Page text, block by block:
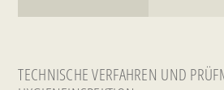
TECHNISCHE VERFAHREN UND